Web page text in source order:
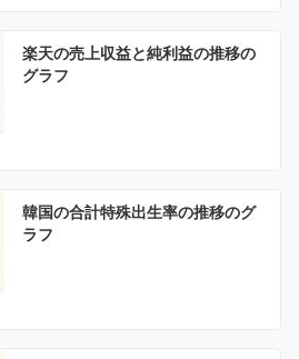
楽天の売上収益と純利益の推移の
グラフ
韓国の合計特殊出生率の推移のグ
ラフ